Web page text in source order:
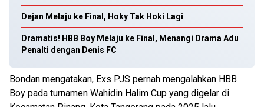
Dejan Melaju ke Final, Hoky Tak Hoki Lagi
Dramatis! HBB Boy Melaju ke Final, Menangi Drama Adu
Penalti dengan Denis FC
Bondan mengatakan, Exs PJS pernah mengalahkan HBB
Boy pada turnamen Wahidin Halim Cup yang digelar di